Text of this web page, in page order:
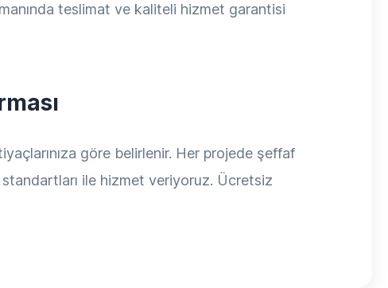
teslimat ve kaliteli hizmet garantisi
göre belirlenir. Her projede şeffaf
ile hizmet veriyoruz. Ücretsiz